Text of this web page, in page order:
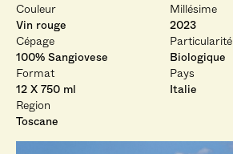
Couleur
Vin rouge
Millésime
2023
Cépage
100% Sangiovese
Particularité
Biologique
Format
12 X 750 ml
Pays
Italie
Region
Toscane